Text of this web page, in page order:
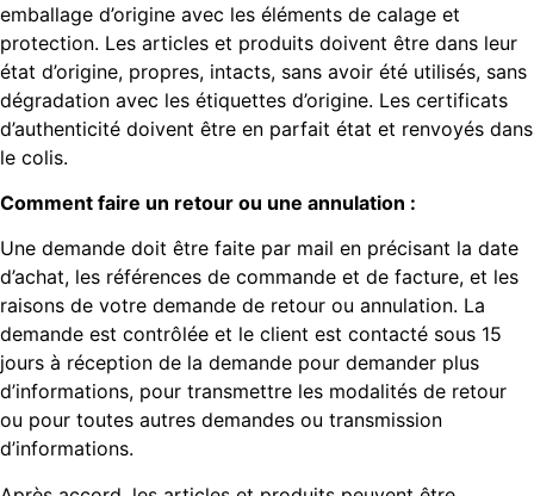
emballage d’origine avec les éléments de calage et
protection. Les articles et produits doivent être dans leur
état d’origine, propres, intacts, sans avoir été utilisés, sans
dégradation avec les étiquettes d’origine. Les certificats
d’authenticité doivent être en parfait état et renvoyés dans
le colis.
Comment faire un retour ou une annulation :
Une demande doit être faite par mail en précisant la date
d’achat, les références de commande et de facture, et les
raisons de votre demande de retour ou annulation. La
demande est contrôlée et le client est contacté sous 15
jours à réception de la demande pour demander plus
d’informations, pour transmettre les modalités de retour
ou pour toutes autres demandes ou transmission
d’informations.